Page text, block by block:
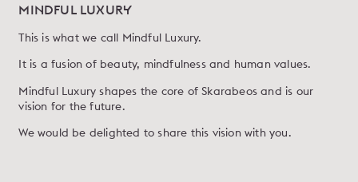
MINDFUL LUXURY
This is what we call Mindful Luxury.
It is a fusion of beauty, mindfulness and human values.
Mindful Luxury shapes the core of Skarabeos and is our
vision for the future.
We would be delighted to share this vision with you.